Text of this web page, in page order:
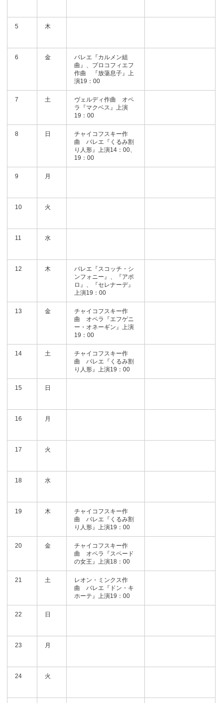
5 木
6 金
バレエ『カルメン組
曲』、プロコフィエフ
作曲 『放蕩息子』上
演19：00
7 土
ヴェルディ作曲 オペ
ラ『マクベス』上演
19：00
8 日
チャイコフスキー作
曲 バレエ『くるみ割
り人形』上演14：00、
19：00
9 月
10 火
11 水
12 木
バレエ『スコッチ・シ
ンフォニー』、『アポ
ロ』、『セレナーデ』
上演19：00
13 金
チャイコフスキー作
曲 オペラ『エフゲニ
ー・オネーギン』上演
19：00
14 土
チャイコフスキー作
曲 バレエ『くるみ割
り人形』上演19：00
15 日
16 月
17 火
18 水
19 木
チャイコフスキー作
曲 バレエ『くるみ割
り人形』上演19：00
20 金
チャイコフスキー作
曲 オペラ『スペード
の女王』上演18：00
21 土
レオン・ミンクス作
曲 バレエ『ドン・キ
ホーテ』上演19：00
22 日
23 月
24 火